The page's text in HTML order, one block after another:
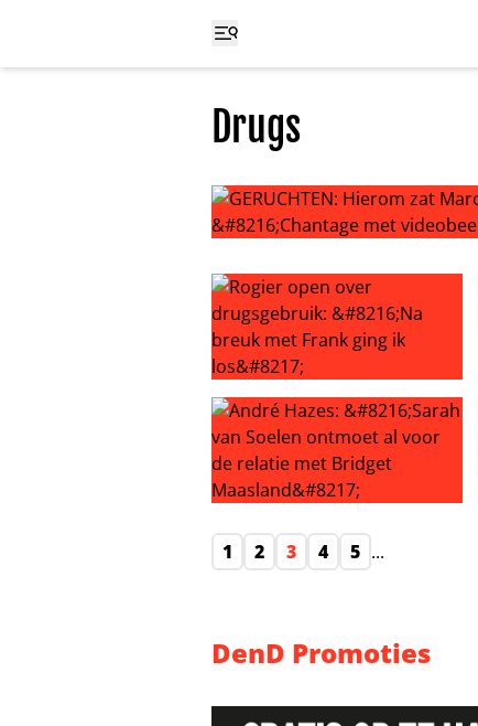
Drugs
Rogier open over drugsgebruik:
1
2 3 4 5 ...
DenD Promoties